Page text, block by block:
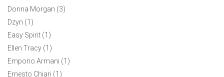
Donna Morgan (3)
Dzyn (1)
Easy Spirit (1)
Ellen Tracy (1)
Emporio Armani (1)
Ernesto Chiari (1)